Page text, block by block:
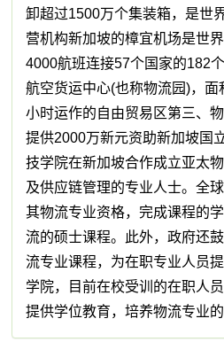
卸超过1500万个集装箱，是世
营机构新加坡的樟宜机场是世
4000航班连接57个国家的182
航空货运中心(也称物流园)，
小时运作的自由贸易区第三、
提供2000万新元资助新加坡国
技学院在新加坡合作成立亚太
及供应链管理的专业人士。全
其物流专业资格，完成课程的
流的硕士课程。此外，政府还
流专业课程，为在职专业人员
学院，目前在校受训的在职人
提供学位教育，培养物流专业